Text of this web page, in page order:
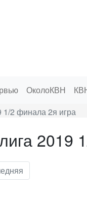
ОколоКВН
2 финала 2я игра
2019